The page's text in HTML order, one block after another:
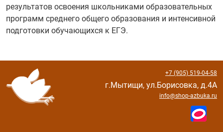
результатов освоения школьниками образовательных
программ среднего общего образования и интенсивной
подготовки обучающихся к ЕГЭ.
+7 (905) 519-04-58
г.Мытищи, ул.Борисовка, д.4А
info@shop-azbuka.ru